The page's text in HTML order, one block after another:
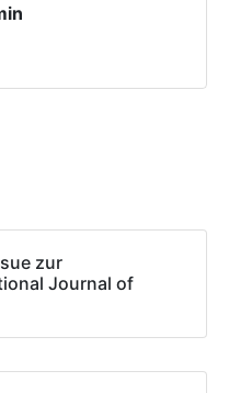
zur
Journal of